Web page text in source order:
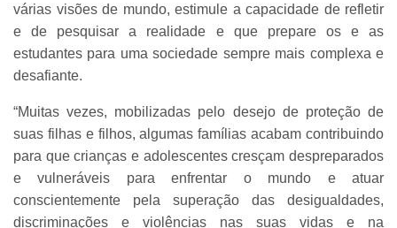
várias visões de mundo, estimule a capacidade de refletir
e de pesquisar a realidade e que prepare os e as
estudantes para uma sociedade sempre mais complexa e
desafiante.
“Muitas vezes, mobilizadas pelo desejo de proteção de
suas filhas e filhos, algumas famílias acabam contribuindo
para que crianças e adolescentes cresçam despreparados
e vulneráveis para enfrentar o mundo e atuar
conscientemente pela superação das desigualdades,
discriminações e violências nas suas vidas e na